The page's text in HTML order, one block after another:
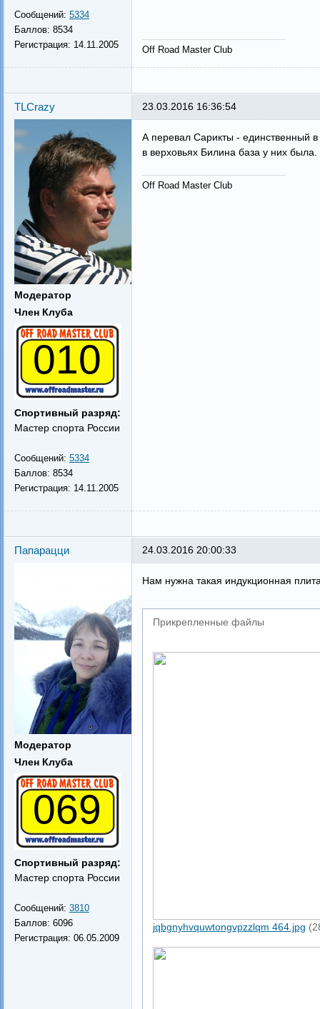
Сообщений: 5334
Баллов: 8534
Регистрация: 14.11.2005 Off Road Master Club
TLCrazy
Модератор
Член Клуба
010
Спортивный разряд:
Мастер спорта России
Сообщений: 5334
Баллов: 8534
Регистрация: 14.11.2005
23.03.2016 16:36:54
А перевал Сарикты - единственный
в верховьях Билина база у них была.
Off Road Master Club
Папарацци
Модератор
Член Клуба
069
Спортивный разряд:
Мастер спорта России
Сообщений: 3810
Баллов: 6096
Регистрация: 06.05.2009
24.03.2016 20:00:33
Нам нужна такая индукционная
Прикрепленные файлы
jqbgnyhvquwtongvpzzlqm 464.jpg